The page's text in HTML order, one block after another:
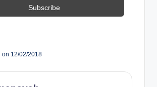
on 12/02/2018